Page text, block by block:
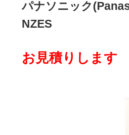
パナソニック
NZES
お見積りします